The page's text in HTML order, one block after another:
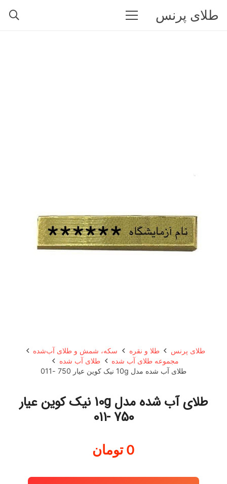
طلای پرنس
طلای پرنس طلا و نقره
سکه، شمش و طلای آب‌شده
مجموعه طلای آب شده
طلای آب شده
طلای آب شده مدل 10g نیک کوین عیار 750 -011
طلای آب شده مدل 10g نیک کوین عیار
750 -011
0 تومان